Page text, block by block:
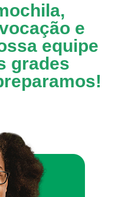
e
equipe
grades